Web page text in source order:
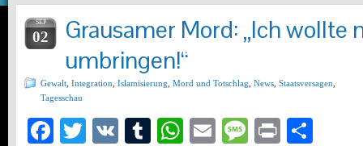
SEP
02
Grausamer Mord: „Ich wollte
umbringen!“
Gewalt Integration Islamisierung Mord und Totschlag News Staatsversagen
Tagesschau
Facebook
Twitter
VK Tumblr
WhatsApp
EmailMessage
Print